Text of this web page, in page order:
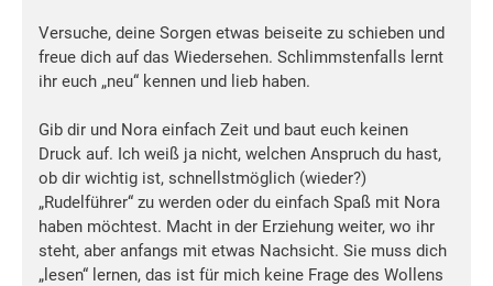
Versuche, deine Sorgen etwas beiseite zu schieben und
freue dich auf das Wiedersehen. Schlimmstenfalls lernt
ihr euch „neu“ kennen und lieb haben.
Gib dir und Nora einfach Zeit und baut euch keinen
Druck auf. Ich weiß ja nicht, welchen Anspruch du hast,
ob dir wichtig ist, schnellstmöglich (wieder?)
„Rudelführer“ zu werden oder du einfach Spaß mit Nora
haben möchtest. Macht in der Erziehung weiter, wo ihr
steht, aber anfangs mit etwas Nachsicht. Sie muss dich
„lesen“ lernen, das ist für mich keine Frage des Wollens